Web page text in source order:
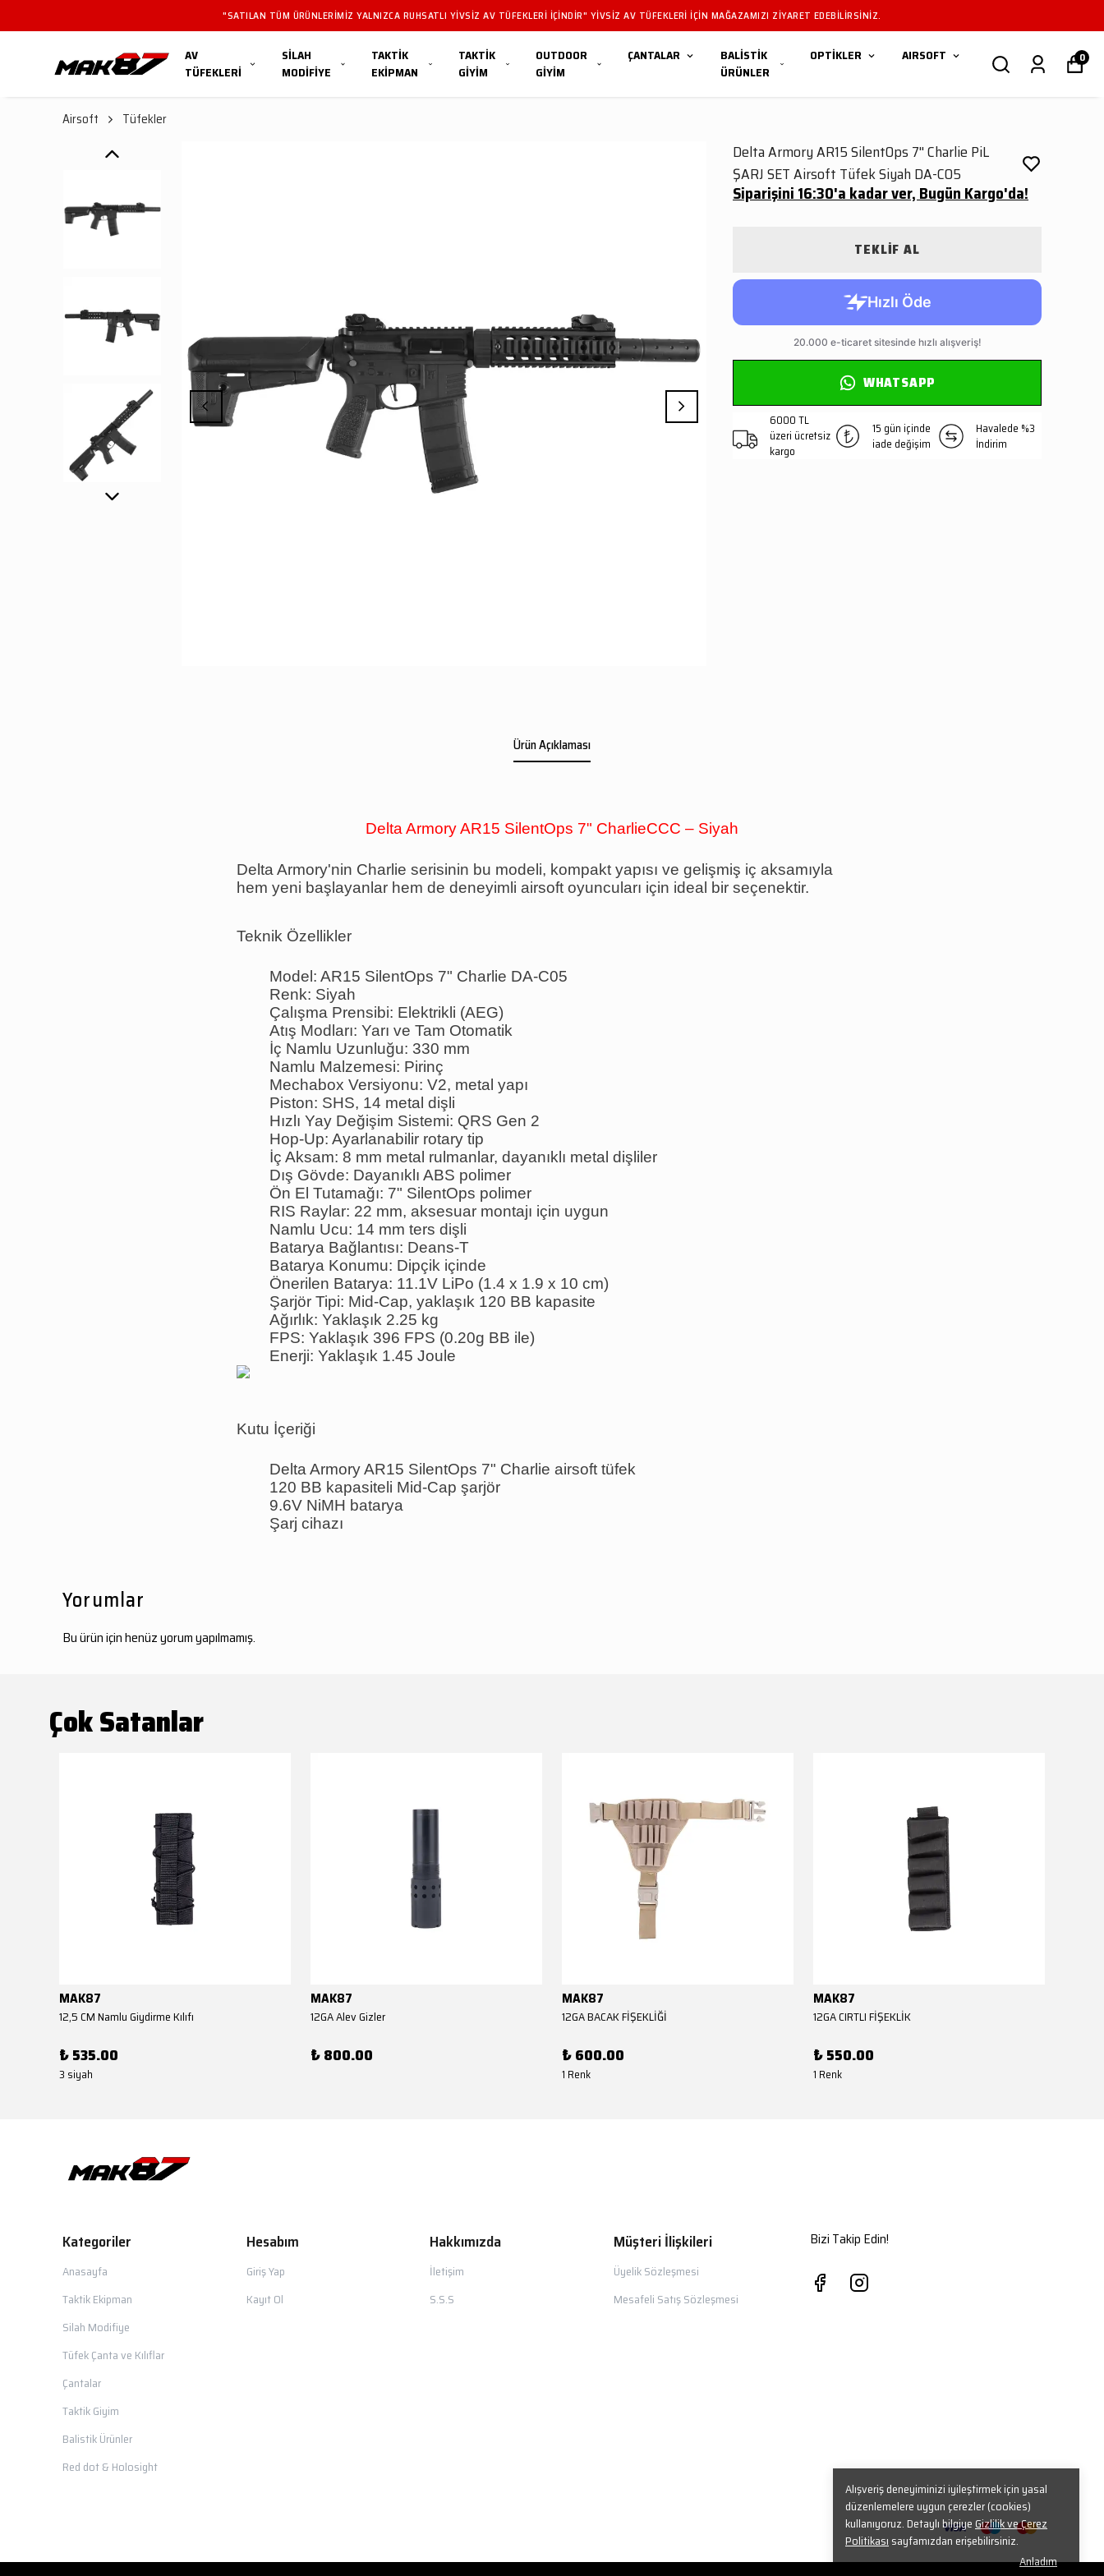
"SATILAN TÜM ÜRÜNLERIMIZ YALNIZCA RUHSATLI YIVSIZ AV TÜFEKLERI IÇINDIR" YIVSIZ AV TÜFEKLERI IÇIN MAĞAZAMIZI ZIYARET EDEBILIRSINIZ.
AV
TÜFEKLERİ
SİLAH
MODİFİYE
TAKTİK
EKİPMAN
TAKTİK
GİYİM
OUTDOOR
GİYİM
ÇANTALAR
BALİSTİK
ÜRÜNLER
OPTİKLER AIRSOFT 0
Alışveriş deneyiminizi iyileştirmek için yasal
düzenlemelere uygun çerezler (cookies)
kullanıyoruz. Detaylı bilgiye Gizlilik ve Çerez
Politikası sayfamızdan erişebilirsiniz.
Anladım
Airsoft Tüfekler
Delta Armory AR15 SilentOps 7'' Charlie PiL
ŞARJ SET Airsoft Tüfek Siyah DA-C05
Siparişini 16:30'a kadar ver, Bugün Kargo'da!
TEKLİF AL
WHATSAPP
6000 TL
üzeri ücretsiz
kargo
15 gün içinde
iade değişim
Havalede %3
İndirim
Ürün Açıklaması
Delta Armory AR15 SilentOps 7" CharlieCCC – Siyah
Delta Armory'nin Charlie serisinin bu modeli, kompakt yapısı ve gelişmiş iç aksamıyla
hem yeni başlayanlar hem de deneyimli airsoft oyuncuları için ideal bir seçenektir.
Teknik Özellikler
Model: AR15 SilentOps 7" Charlie DA-C05
Renk: Siyah
Çalışma Prensibi: Elektrikli (AEG)
Atış Modları: Yarı ve Tam Otomatik
İç Namlu Uzunluğu: 330 mm
Namlu Malzemesi: Pirinç
Mechabox Versiyonu: V2, metal yapı
Piston: SHS, 14 metal dişli
Hızlı Yay Değişim Sistemi: QRS Gen 2
Hop-Up: Ayarlanabilir rotary tip
İç Aksam: 8 mm metal rulmanlar, dayanıklı metal dişliler
Dış Gövde: Dayanıklı ABS polimer
Ön El Tutamağı: 7" SilentOps polimer
RIS Raylar: 22 mm, aksesuar montajı için uygun
Namlu Ucu: 14 mm ters dişli
Batarya Bağlantısı: Deans-T
Batarya Konumu: Dipçik içinde
Önerilen Batarya: 11.1V LiPo (1.4 x 1.9 x 10 cm)
Şarjör Tipi: Mid-Cap, yaklaşık 120 BB kapasite
Ağırlık: Yaklaşık 2.25 kg
FPS: Yaklaşık 396 FPS (0.20g BB ile)
Enerji: Yaklaşık 1.45 Joule
Kutu İçeriği
Delta Armory AR15 SilentOps 7" Charlie airsoft tüfek
120 BB kapasiteli Mid-Cap şarjör
9.6V NiMH batarya
Şarj cihazı
Yorumlar
Bu ürün için henüz yorum yapılmamış.
Çok Satanlar
MAK87
12,5 CM Namlu Giydirme Kılıfı
₺ 535.00
3 siyah
MAK87
12GA Alev Gizler
₺ 800.00
MAK87
12GA BACAK FİŞEKLİĞİ
₺ 600.00
1 Renk
MAK87
12GA CIRTLI FİŞEKLİK
₺ 550.00
1 Renk
Kategoriler
Anasayfa
Taktik Ekipman
Silah Modifiye
Tüfek Çanta ve Kılıflar
Çantalar
Taktik Giyim
Balistik Ürünler
Red dot & Holosight
Hesabım
Giriş Yap
Kayıt Ol
Hakkımızda
İletişim
S.S.S
Müşteri İlişkileri
Üyelik Sözleşmesi
Mesafeli Satış Sözleşmesi
Bizi Takip Edin!